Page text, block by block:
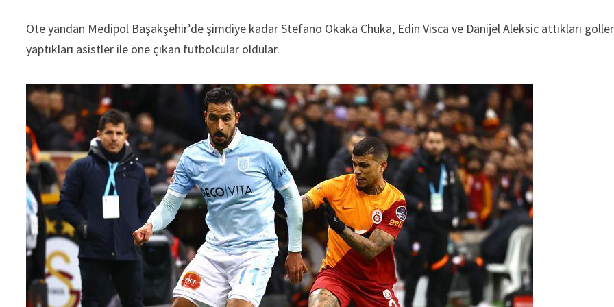
Öte yandan Medipol Başakşehir’de şimdiye kadar Stefano Okaka Chuka, Edin Visca ve Danijel Aleksic attıkları
yaptıkları asistler ile öne çıkan futbolcular oldular.